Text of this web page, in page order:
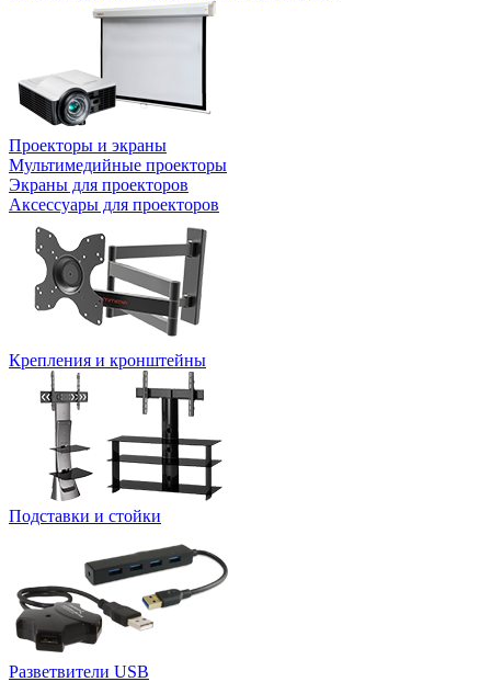
Проекторы и экраны
Мультимедийные проекторы
Экраны для проекторов
Аксессуары для проекторов
Крепления и кронштейны
Подставки и стойки
Разветвители USB